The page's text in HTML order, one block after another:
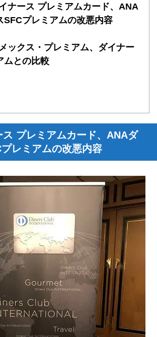
ナース プレミアムカード、ANA
SFCプレミアムの改悪内容
ックス・プレミアム、ダイナー
ムとの比較
ス プレミアムカード、ANAダ
レミアムの改悪内容